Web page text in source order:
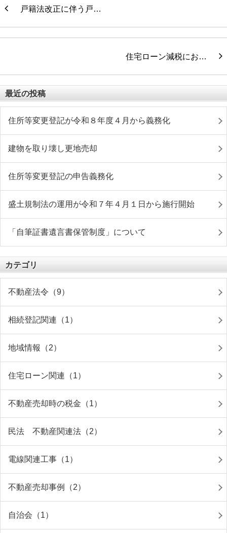
戸籍法改正に伴う戸…
住宅ローン減税にお…
最近の投稿
住所等変更登記が令和８年度４月から義務化
建物を取り壊し更地売却
住所等変更登記の申告義務化
盛土規制法の運用が令和７年４月１日から施行開始
「自筆証書遺言書保管制度」について
カテゴリ
不動産法令（9）
相続登記関連（1）
地域情報（2）
住宅ローン関連（1）
不動産売却時の税金（1）
民法 不動産関連法（2）
電線関連工事（1）
不動産売却事例（2）
自治会（1）